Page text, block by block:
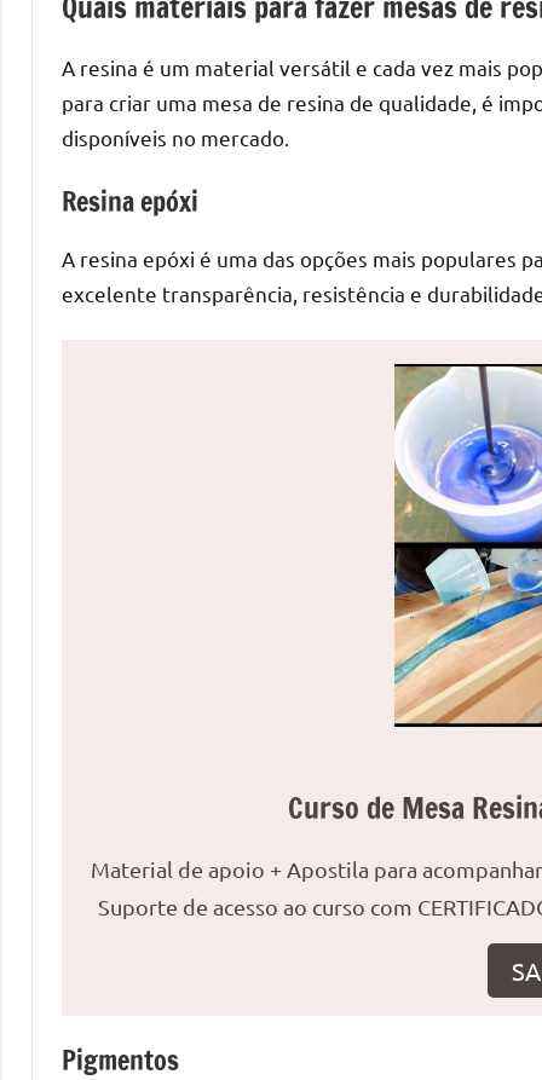
de
jantar
inovadoras
mesas
resinadas.
Quer
esteja
à
procura
de
uma
mesa
redonda
para
reuniões
ou
de
para
8
A resina é um material versátil e cada vez mais
para criar uma mesa de resina de qualidade, é
disponíveis no mercado.
Resina epóxi
A resina epóxi é uma das opções mais populares
excelente transparência, resistência e
Curso de Mesa
Material de apoio + Apostila para
Suporte de acesso ao curso com
Pigmentos